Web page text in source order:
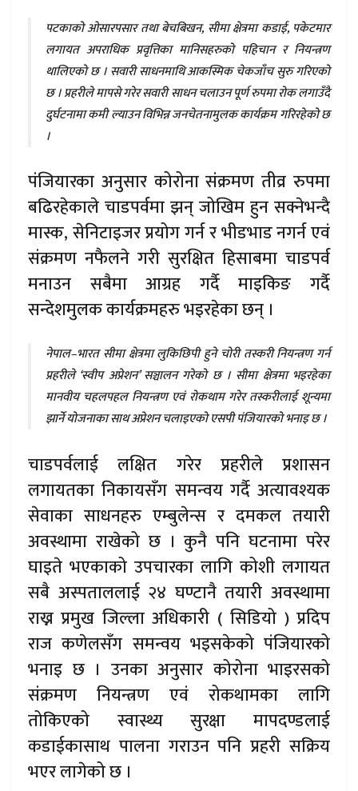
पटकाको ओसारपसार तथा बेचबिखन, सीमा क्षेत्रमा कडाई, पकेटमार
लगायत अपराधिक प्रवृत्तिका मानिसहरुको पहिचान र नियन्त्रण
थालिएको छ । सवारी साधनमाथि आकस्मिक चेकजाँच सुरु गरिएको
छ । प्रहरीले मापसे गरेर सवारी साधन चलाउन पूर्ण रुपमा रोक लगाउँदै
दुर्घटनामा कमी ल्याउन विभिन्न जनचेतनामुलक कार्यक्रम गरिरहेको छ
।
पंजियारका अनुसार कोरोना संक्रमण तीव्र रुपमा
बढिरहेकाले चाडपर्वमा झन् जोखिम हुन सक्नेभन्दै
मास्क, सेनिटाइजर प्रयोग गर्न र भीडभाड नगर्न एवं
संक्रमण नफैलने गरी सुरक्षित हिसाबमा चाडपर्व
मनाउन सबैमा आग्रह गर्दै माइकिङ गर्दै
सन्देशमुलक कार्यक्रमहरु भइरहेका छन् ।
नेपाल–भारत सीमा क्षेत्रमा लुकिछिपी हुने चोरी तस्करी नियन्त्रण गर्न
प्रहरीले ‘स्वीप अप्रेशन’ सञ्चालन गरेको छ । सीमा क्षेत्रमा भइरहेका
मानवीय चहलपहल नियन्त्रण एवं रोकथाम गरेर तस्करीलाई शून्यमा
झार्ने योजनाका साथ अप्रेशन चलाइएको एसपी पंजियारको भनाइ छ ।
चाडपर्वलाई लक्षित गरेर प्रहरीले प्रशासन
लगायतका निकायसँग समन्वय गर्दै अत्यावश्यक
सेवाका साधनहरु एम्बुलेन्स र दमकल तयारी
अवस्थामा राखेको छ । कुनै पनि घटनामा परेर
घाइते भएकाको उपचारका लागि कोशी लगायत
सबै अस्पताललाई २४ घण्टानै तयारी अवस्थामा
राख्न प्रमुख जिल्ला अधिकारी ( सिडियो ) प्रदिप
राज कणेलसँग समन्वय भइसकेको पंजियारको
भनाइ छ । उनका अनुसार कोरोना भाइरसको
संक्रमण नियन्त्रण एवं रोकथामका लागि
तोकिएको स्वास्थ्य सुरक्षा मापदण्डलाई
कडाईकासाथ पालना गराउन पनि प्रहरी सक्रिय
भएर लागेको छ ।